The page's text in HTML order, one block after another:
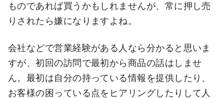
ものであれば買うかもしれませんが、常に押し売
りされたら嫌になりますよね。
会社などで営業経験がある人なら分かると思いま
すが、初回の訪問で最初から商品の話はしませ
ん。最初は自分の持っている情報を提供したり、
お客様の困っている点をヒアリングしたりして人